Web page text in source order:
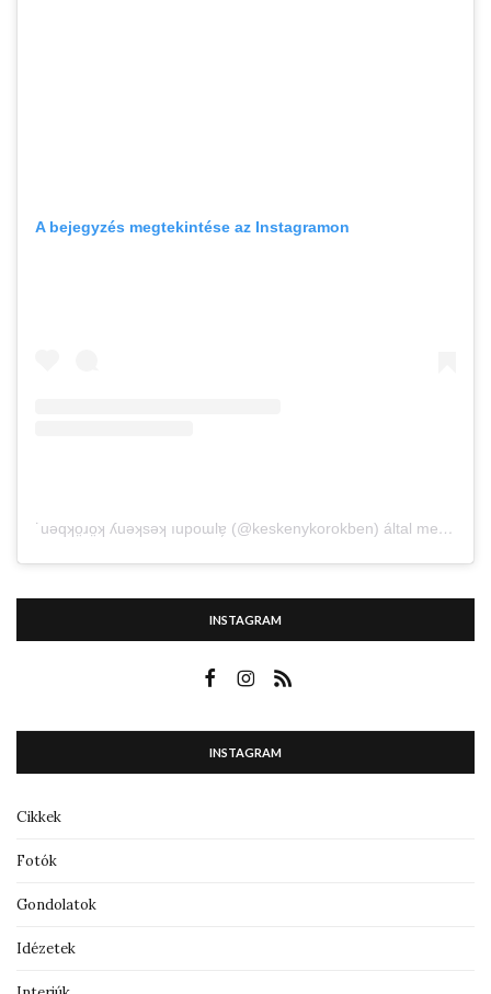
A bejegyzés megtekintése az Instagramon
˙uǝqʞo̤ɹo̤ʞ ʎuǝʞsǝʞ ıupoɯlɐ̗ (@keskenykorokben) által megosztott bejegyzés
INSTAGRAM
INSTAGRAM
Cikkek
Fotók
Gondolatok
Idézetek